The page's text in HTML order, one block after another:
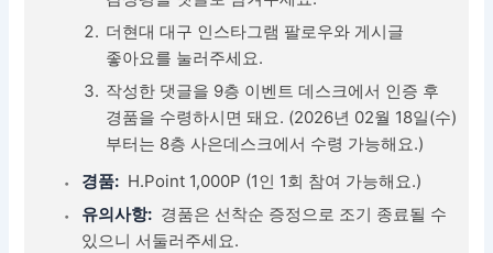
더현대 대구 인스타그램 팔로우와 게시글
좋아요를 눌러주세요.
작성한 댓글을 9층 이벤트 데스크에서 인증 후
경품을 수령하시면 돼요. (2026년 02월 18일(수)
부터는 8층 사은데스크에서 수령 가능해요.)
경품: H.Point 1,000P (1인 1회 참여 가능해요.)
유의사항: 경품은 선착순 증정으로 조기 종료될 수
있으니 서둘러주세요.